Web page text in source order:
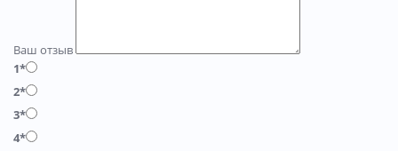
Ваш отзыв
1*
2*
3*
4*